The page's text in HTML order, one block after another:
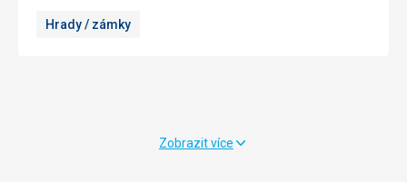
Hrady / zámky
lázní,
Zobrazit více